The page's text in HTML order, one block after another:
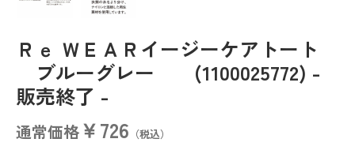
Ｒｅ ＷＥＡＲイージーケアトート
ブルーグレー (1100025772) -
販売終了 -
通常価格￥726 （税込）